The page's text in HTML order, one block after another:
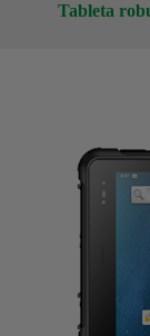
Tableta